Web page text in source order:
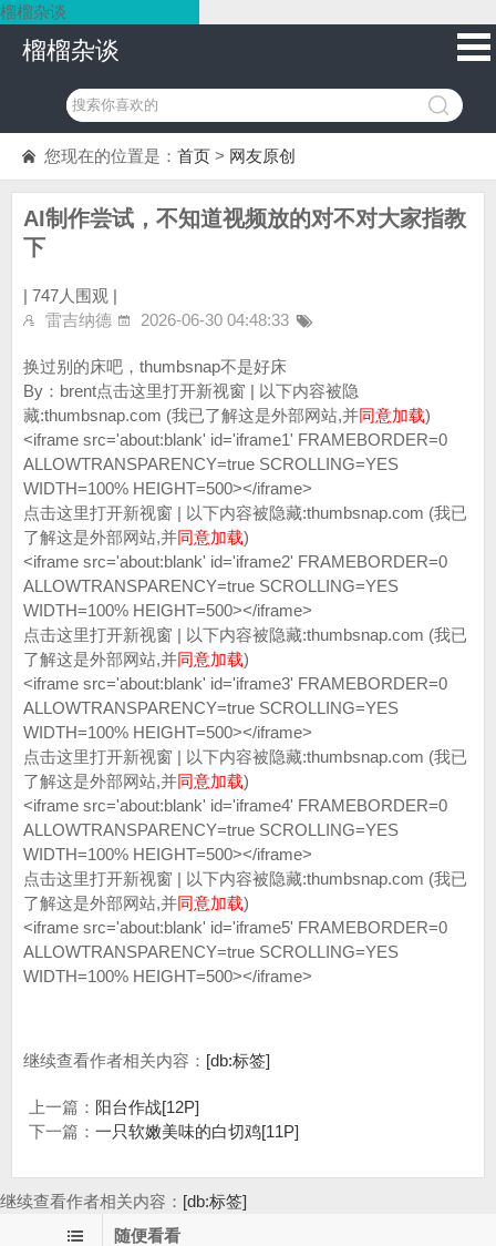
榴榴杂谈
榴榴杂谈
您现在的位置是： 首页 > 网友原创
AI制作尝试，不知道视频放的对不对大家指教
下
| 747人围观 |
雷吉纳德
2026-06-30 04:48:33
换过别的床吧，thumbsnap不是好床
By：brent点击这里打开新视窗 | 以下内容被隐
藏:thumbsnap.com (我已了解这是外部网站,并同意加载)
<iframe src='about:blank' id='iframe1' FRAMEBORDER=0
ALLOWTRANSPARENCY=true SCROLLING=YES
WIDTH=100% HEIGHT=500></iframe>
点击这里打开新视窗 | 以下内容被隐藏:thumbsnap.com (我已
了解这是外部网站,并同意加载)
<iframe src='about:blank' id='iframe2' FRAMEBORDER=0
ALLOWTRANSPARENCY=true SCROLLING=YES
WIDTH=100% HEIGHT=500></iframe>
点击这里打开新视窗 | 以下内容被隐藏:thumbsnap.com (我已
了解这是外部网站,并同意加载)
<iframe src='about:blank' id='iframe3' FRAMEBORDER=0
ALLOWTRANSPARENCY=true SCROLLING=YES
WIDTH=100% HEIGHT=500></iframe>
点击这里打开新视窗 | 以下内容被隐藏:thumbsnap.com (我已
了解这是外部网站,并同意加载)
<iframe src='about:blank' id='iframe4' FRAMEBORDER=0
ALLOWTRANSPARENCY=true SCROLLING=YES
WIDTH=100% HEIGHT=500></iframe>
点击这里打开新视窗 | 以下内容被隐藏:thumbsnap.com (我已
了解这是外部网站,并同意加载)
<iframe src='about:blank' id='iframe5' FRAMEBORDER=0
ALLOWTRANSPARENCY=true SCROLLING=YES
WIDTH=100% HEIGHT=500></iframe>
继续查看作者相关内容： [db:标签]
上一篇： 阳台作战[12P]
下一篇： 一只软嫩美味的白切鸡[11P]
继续查看作者相关内容： [db:标签]
随便看看